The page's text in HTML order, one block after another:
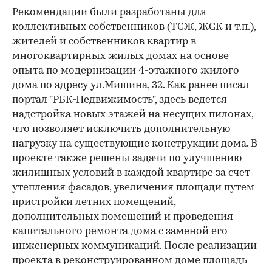
Рекомендации были разработаны для
коллективных собственников (ТСЖ, ЖСК и т.п.),
жителей и собственников квартир в
многоквартирных жилых домах на основе
опыта по модернизации 4-этажного жилого
дома по адресу ул.Мишина, 32. Как ранее писал
портал "РБК-Недвижимость", здесь ведется
надстройка новых этажей на несущих пилонах,
что позволяет исключить дополнительную
нагрузку на существующие конструкции дома. В
проекте также решены задачи по улучшению
жилищных условий в каждой квартире за счет
утепления фасадов, увеличения площади путем
пристройки летних помещений,
дополнительных помещений и проведения
капитального ремонта дома с заменой его
инженерных коммуникаций. После реализации
проекта в реконструированном доме площадь